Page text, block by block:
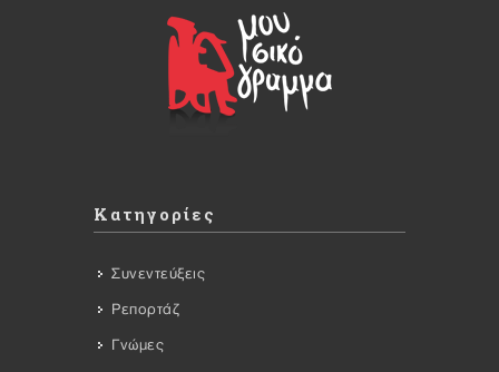
Κατηγορίες
Συνεντεύξεις
Ρεπορτάζ
Γνώμες